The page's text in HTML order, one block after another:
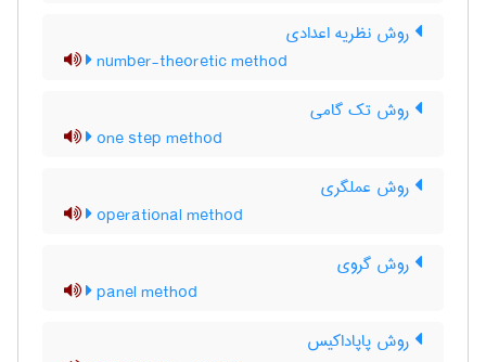
روش نظریه اعدادی
number-theoretic method
روش تک گامی
one step method
روش عملگری
operational method
روش گروی
panel method
روش پاپاداکیس